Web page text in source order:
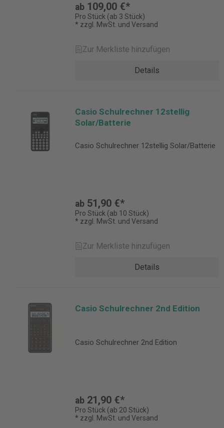
ab 109,00 €*
Pro Stück (ab 3 Stück)
* zzgl. MwSt. und Versand
Zur Merkliste hinzufügen
Details
Casio Schulrechner 12stellig
Solar/Batterie
Casio Schulrechner 12stellig Solar/Batterie
ab 51,90 €*
Pro Stück (ab 10 Stück)
* zzgl. MwSt. und Versand
Zur Merkliste hinzufügen
Details
Casio Schulrechner 2nd Edition
Casio Schulrechner 2nd Edition
ab 21,90 €*
Pro Stück (ab 20 Stück)
* zzgl. MwSt. und Versand